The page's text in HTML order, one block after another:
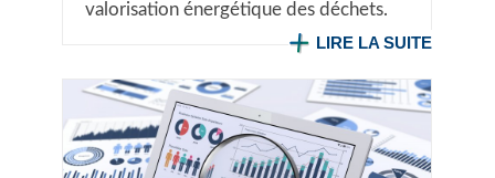
valorisation énergétique des déchets.
LIRE LA SUITE